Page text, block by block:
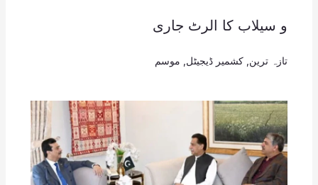
و سیلاب کا الرٹ جاری
تازہ ترین کشمیر ڈیجیٹل موسم